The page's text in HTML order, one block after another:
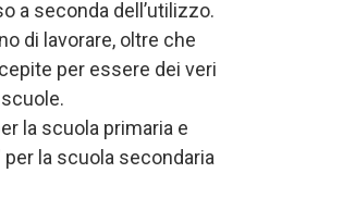
a seconda dell’utilizzo.
di lavorare, oltre che
per essere dei veri
la scuola primaria e
la scuola secondaria